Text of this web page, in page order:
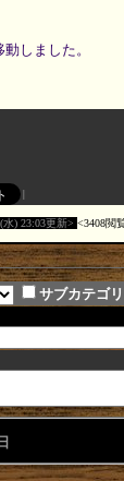
しました。
水) 23:03更新 3408閲
サブカテゴ
日